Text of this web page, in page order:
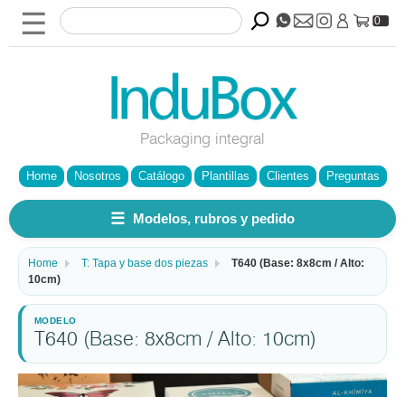
☰
Packaging integral
0
Home Nosotros Catálogo Plantillas Clientes Preguntas
☰ Modelos, rubros y pedido
Home T: Tapa y base dos piezas
T640 (Base: 8x8cm / Alto:
10cm)
T640 (Base: 8x8cm / Alto: 10cm)